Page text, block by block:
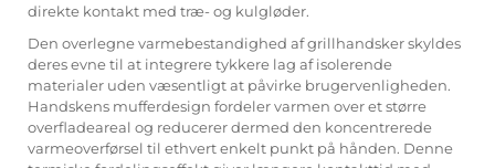
direkte kontakt med træ- og kulgløder.
Den overlegne varmebestandighed af grillhandsker skyldes
deres evne til at integrere tykkere lag af isolerende
materialer uden væsentligt at påvirke brugervenligheden.
Handskens mufferdesign fordeler varmen over et større
overfladeareal og reducerer dermed den koncentrerede
varmeoverførsel til ethvert enkelt punkt på hånden. Denne